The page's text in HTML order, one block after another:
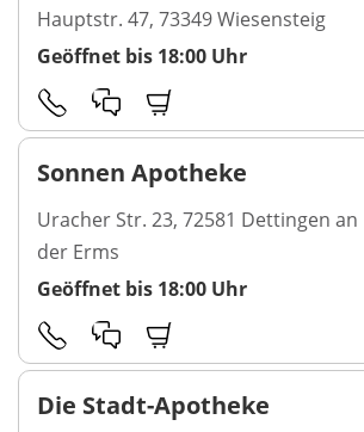
Hauptstr. 47, 73349 Wiesensteig
Geöffnet bis 18:00 Uhr
Sonnen Apotheke
Uracher Str. 23, 72581 Dettingen an
der Erms
Geöffnet bis 18:00 Uhr
Die Stadt-Apotheke